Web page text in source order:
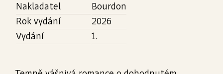
Nakladatel
Bourdon
Rok vydání
2026
Vydání
1.